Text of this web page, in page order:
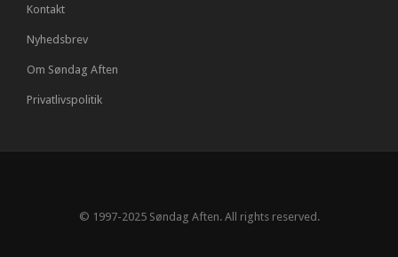
Kontakt
Nyhedsbrev
Om Søndag Aften
Privatlivspolitik
© 1997-2025 Søndag Aften. All rights reserved.